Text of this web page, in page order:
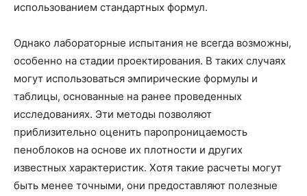
использованием стандартных формул.
Однако лабораторные испытания не всегда возможны,
особенно на стадии проектирования. В таких случаях
могут использоваться эмпирические формулы и
таблицы, основанные на ранее проведенных
исследованиях. Эти методы позволяют
приблизительно оценить паропроницаемость
пеноблоков на основе их плотности и других
известных характеристик. Хотя такие расчеты могут
быть менее точными, они предоставляют полезные